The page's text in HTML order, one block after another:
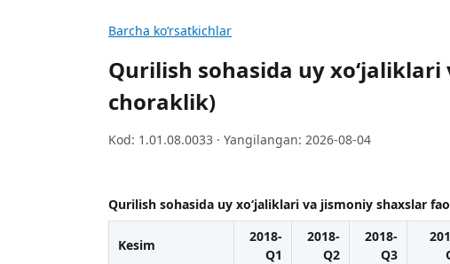
Barcha koʻrsatkichlar
Qurilish sohasida uy
choraklik)
Kod: 1.01.08.0033 · Yangilangan: 2026-08-04
Qurilish sohasida uy xo‘jaliklari va jismoniy shaxslar
Kesim
2018-
Q1
2018-
Q2
2018-
Q3